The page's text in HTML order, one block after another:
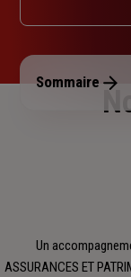
Dimanche :
Sommaire
Un
ASSURANCES ET